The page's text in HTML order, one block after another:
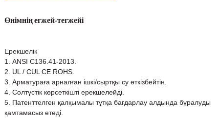
Өнімнің егжей-тегжейі
Ерекшелік
1. ANSI C136.41-2013.
2. UL / CUL CE ROHS.
3. Арматураға арналған ішкі/сыртқы су өткізбейтін.
4. Солтүстік көрсеткішті ерекшелейді.
5. Патенттелген қалқымалы тұтқа бағдарлау алдында бұралуды
қамтамасыз етеді.